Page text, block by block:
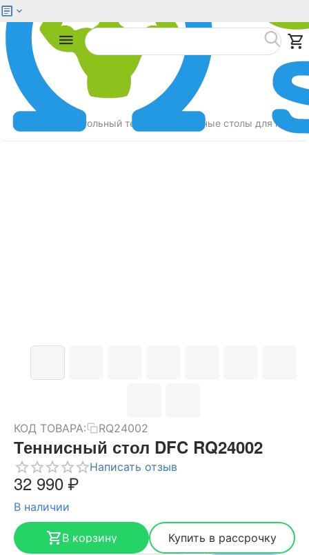
Настольный теннис Теннисные столы для
КОД ТОВАРА: RQ24002
Теннисный стол DFC RQ24002
Написать отзыв
32 990₽
В наличии
В корзину
Купить в рассрочку
Меню Найти